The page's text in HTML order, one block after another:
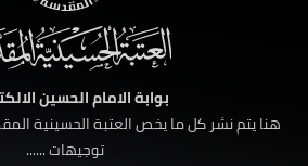
بوابة الامام الحسين
هنا يتم نشر كل ما يخص العتبة الحسينية
توجيهات ......